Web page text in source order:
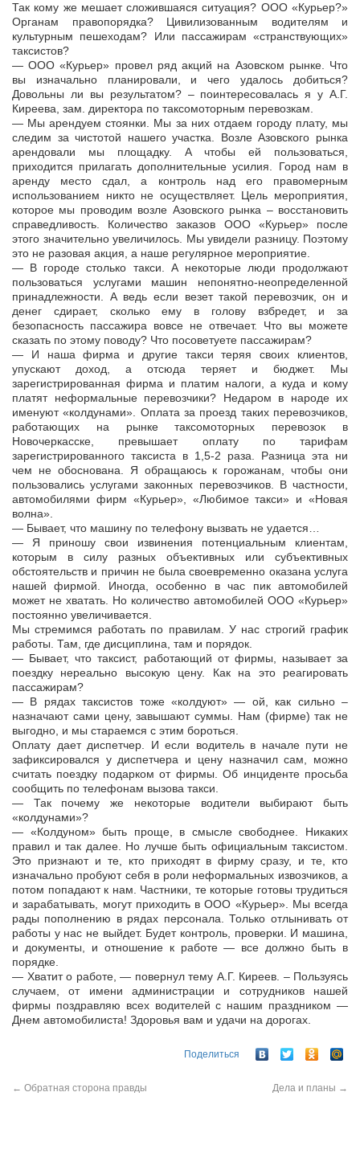
Так кому же мешает сложившаяся ситуация? ООО «Курьер?»
Органам правопорядка? Цивилизованным водителям и
культурным пешеходам? Или пассажирам «странствующих»
таксистов?
— ООО «Курьер» провел ряд акций на Азовском рынке. Что
вы изначально планировали, и чего удалось добиться?
Довольны ли вы результатом? – поинтересовалась я у А.Г.
Киреева, зам. директора по таксомоторным перевозкам.
— Мы арендуем стоянки. Мы за них отдаем городу плату, мы
следим за чистотой нашего участка. Возле Азовского рынка
арендовали мы площадку. А чтобы ей пользоваться,
приходится прилагать дополнительные усилия. Город нам в
аренду место сдал, а контроль над его правомерным
использованием никто не осуществляет. Цель мероприятия,
которое мы проводим возле Азовского рынка – восстановить
справедливость. Количество заказов ООО «Курьер» после
этого значительно увеличилось. Мы увидели разницу. Поэтому
это не разовая акция, а наше регулярное мероприятие.
— В городе столько такси. А некоторые люди продолжают
пользоваться услугами машин непонятно-неопределенной
принадлежности. А ведь если везет такой перевозчик, он и
денег сдирает, сколько ему в голову взбредет, и за
безопасность пассажира вовсе не отвечает. Что вы можете
сказать по этому поводу? Что посоветуете пассажирам?
— И наша фирма и другие такси теряя своих клиентов,
упускают доход, а отсюда теряет и бюджет. Мы
зарегистрированная фирма и платим налоги, а куда и кому
платят неформальные перевозчики? Недаром в народе их
именуют «колдунами». Оплата за проезд таких перевозчиков,
работающих на рынке таксомоторных перевозок в
Новочеркасске, превышает оплату по тарифам
зарегистрированного таксиста в 1,5-2 раза. Разница эта ни
чем не обоснована. Я обращаюсь к горожанам, чтобы они
пользовались услугами законных перевозчиков. В частности,
автомобилями фирм «Курьер», «Любимое такси» и «Новая
волна».
— Бывает, что машину по телефону вызвать не удается…
— Я приношу свои извинения потенциальным клиентам,
которым в силу разных объективных или субъективных
обстоятельств и причин не была своевременно оказана услуга
нашей фирмой. Иногда, особенно в час пик автомобилей
может не хватать. Но количество автомобилей ООО «Курьер»
постоянно увеличивается.
Мы стремимся работать по правилам. У нас строгий график
работы. Там, где дисциплина, там и порядок.
— Бывает, что таксист, работающий от фирмы, называет за
поездку нереально высокую цену. Как на это реагировать
пассажирам?
— В рядах таксистов тоже «колдуют» — ой, как сильно –
назначают сами цену, завышают суммы. Нам (фирме) так не
выгодно, и мы стараемся с этим бороться.
Оплату дает диспетчер. И если водитель в начале пути не
зафиксировался у диспетчера и цену назначил сам, можно
считать поездку подарком от фирмы. Об инциденте просьба
сообщить по телефонам вызова такси.
— Так почему же некоторые водители выбирают быть
«колдунами»?
— «Колдуном» быть проще, в смысле свободнее. Никаких
правил и так далее. Но лучше быть официальным таксистом.
Это признают и те, кто приходят в фирму сразу, и те, кто
изначально пробуют себя в роли неформальных извозчиков, а
потом попадают к нам. Частники, те которые готовы трудиться
и зарабатывать, могут приходить в ООО «Курьер». Мы всегда
рады пополнению в рядах персонала. Только отлынивать от
работы у нас не выйдет. Будет контроль, проверки. И машина,
и документы, и отношение к работе — все должно быть в
порядке.
— Хватит о работе, — повернул тему А.Г. Киреев. – Пользуясь
случаем, от имени администрации и сотрудников нашей
фирмы поздравляю всех водителей с нашим праздником —
Днем автомобилиста! Здоровья вам и удачи на дорогах.
Поделиться
← Обратная сторона правды Дела и планы →